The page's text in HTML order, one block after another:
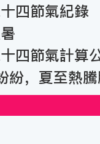
四節氣紀錄
四節氣計算
，夏至熱騰